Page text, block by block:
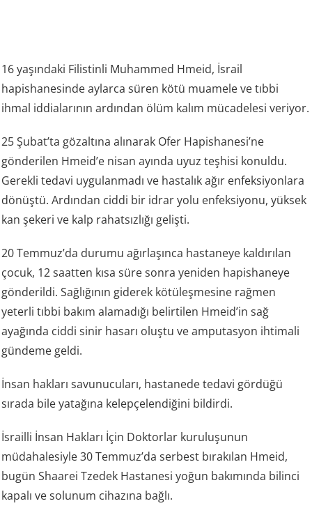
16 yaşındaki Filistinli Muhammed Hmeid, İsrail
hapishanesinde aylarca süren kötü muamele ve tıbbi
ihmal iddialarının ardından ölüm kalım mücadelesi veriyor.
25 Şubat’ta gözaltına alınarak Ofer Hapishanesi’ne
gönderilen Hmeid’e nisan ayında uyuz teşhisi konuldu.
Gerekli tedavi uygulanmadı ve hastalık ağır enfeksiyonlara
dönüştü. Ardından ciddi bir idrar yolu enfeksiyonu, yüksek
kan şekeri ve kalp rahatsızlığı gelişti.
20 Temmuz’da durumu ağırlaşınca hastaneye kaldırılan
çocuk, 12 saatten kısa süre sonra yeniden hapishaneye
gönderildi. Sağlığının giderek kötüleşmesine rağmen
yeterli tıbbi bakım alamadığı belirtilen Hmeid’in sağ
ayağında ciddi sinir hasarı oluştu ve amputasyon ihtimali
gündeme geldi.
İnsan hakları savunucuları, hastanede tedavi gördüğü
sırada bile yatağına kelepçelendiğini bildirdi.
İsrailli İnsan Hakları İçin Doktorlar kuruluşunun
müdahalesiyle 30 Temmuz’da serbest bırakılan Hmeid,
bugün Shaarei Tzedek Hastanesi yoğun bakımında bilinci
kapalı ve solunum cihazına bağlı.